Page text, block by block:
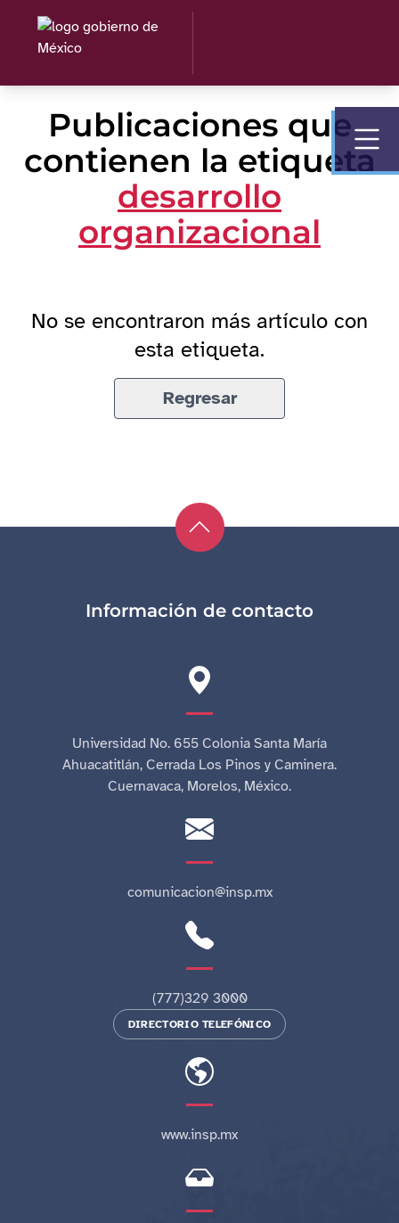
Publicaciones que
contienen la etiqueta
desarrollo
organizacional
No se encontraron más artículo con
esta etiqueta.
Regresar
Información de contacto
Universidad No. 655 Colonia Santa María
Ahuacatitlán, Cerrada Los Pinos y Caminera.
Cuernavaca, Morelos, México.
comunicacion@insp.mx
(777)329 3000
DIRECTORIO TELEFÓNICO
www.insp.mx